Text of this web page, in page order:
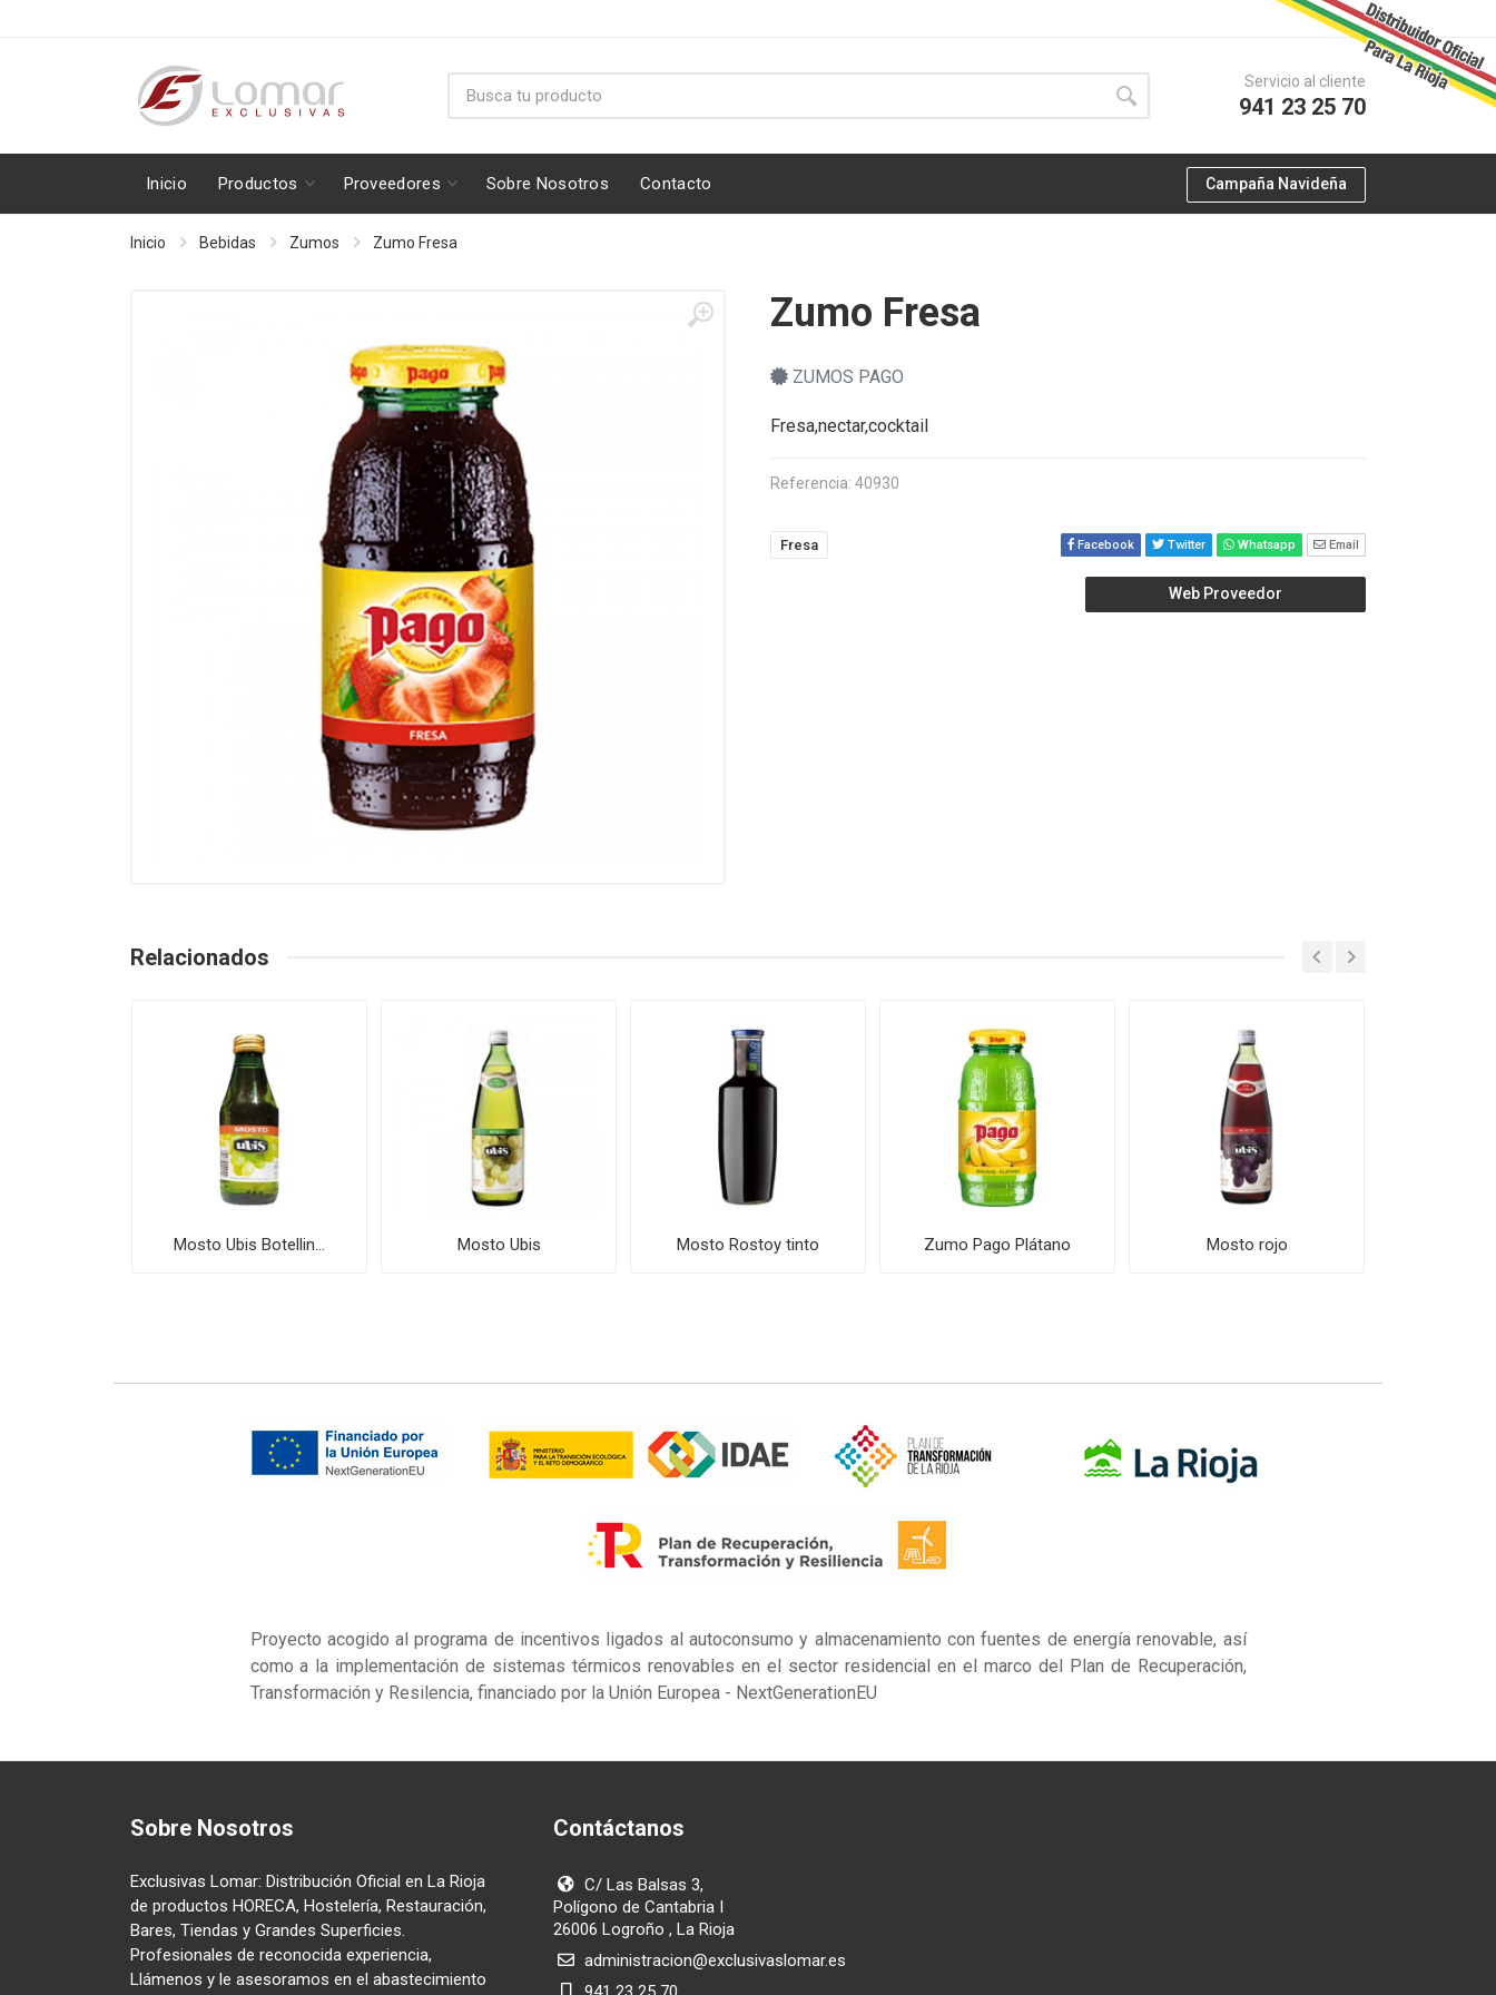
Servicio al cliente
941 23 25 70
Inicio Productos Proveedores Sobre Nosotros Contacto Campaña Navideña
Inicio Bebidas Zumos Zumo Fresa
Zumo Fresa
ZUMOS PAGO
Fresa,nectar,cocktail
Referencia: 40930
Fresa Facebook Twitter Whatsapp Email
Web Proveedor
Relacionados
Mosto Ubis Botellin... Mosto Ubis Mosto Rostoy tinto Zumo Pago Plátano Mosto rojo
Proyecto acogido al programa de incentivos ligados al autoconsumo y almacenamiento con fuentes de energía renovable, así
como a la implementación de sistemas térmicos renovables en el sector residencial en el marco del Plan de Recuperación,
Transformación y Resilencia, financiado por la Unión Europea - NextGenerationEU
Sobre Nosotros
Exclusivas Lomar: Distribución Oficial en La Rioja
de productos HORECA, Hostelería, Restauración,
Bares, Tiendas y Grandes Superficies.
Profesionales de reconocida experiencia,
Llámenos y le asesoramos en el abastecimiento
Contáctanos
C/ Las Balsas 3,
Polígono de Cantabria I
26006 Logroño , La Rioja
administracion@exclusivaslomar.es